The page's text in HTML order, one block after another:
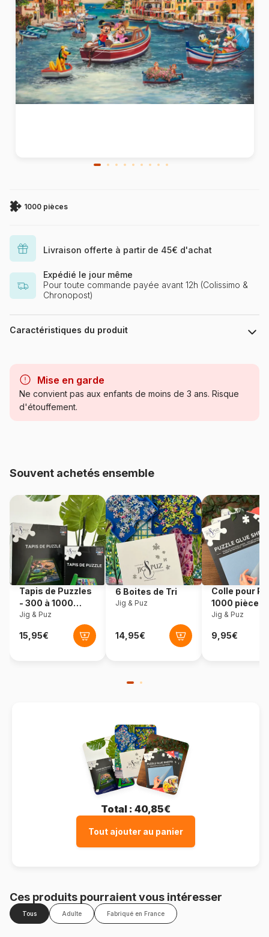
1000 pièces
Livraison offerte à partir de 45€ d'achat
Expédié le jour même
Pour toute commande payée avant 12h (Colissimo &
Chronopost)
Caractéristiques du produit
Catégorie Puzzles - Disney
EAN 4001504580537
Nombre de pièces 1000 pièces
Dimensions 69 x 49 cm
Mise en garde
Ne convient pas aux enfants de moins de 3 ans. Risque
d'étouffement.
Souvent achetés ensemble
Tapis de Puzzles
- 300 à 1000
pièces
Jig & Puz
6 Boites de Tri
Jig & Puz
Colle pour
1000 pièces
Jig & Puz
Total : 40,85€
Tout ajouter au panier
Ces produits pourraient vous intéresser
Tous Adulte Fabriqué en France